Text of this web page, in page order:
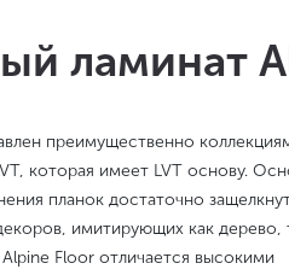
ламинат
преимущественно
которая имеет LVT основу.
планок достаточно
имитирующих как дерево,
Floor отличается высокими